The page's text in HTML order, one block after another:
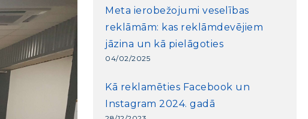
Meta ierobežojumi veselības
reklāmām: kas reklāmdevējiem
jāzina un kā pielāgoties
04/02/2025
Kā reklamēties Facebook un
Instagram 2024. gadā